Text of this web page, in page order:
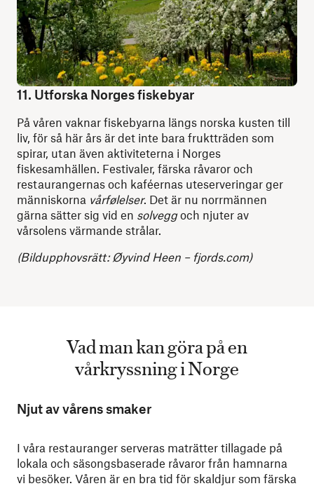
11. Utforska Norges fiskebyar
På våren vaknar fiskebyarna längs norska kusten till
liv, för så här års är det inte bara fruktträden som
spirar, utan även aktiviteterna i Norges
fiskesamhällen. Festivaler, färska råvaror och
restaurangernas och kaféernas uteserveringar ger
människorna vårfølelser. Det är nu norrmännen
gärna sätter sig vid en solveggoch njuter av
vårsolens värmande strålar.
(Bildupphovsrätt: Øyvind Heen – fjords.com)
Vad man kan göra på en
vårkryssning i Norge
Njut av vårens smaker
I våra restauranger serveras maträtter tillagade på
lokala och säsongsbaserade råvaror från hamnarna
vi besöker. Våren är en bra tid för skaldjur som färska